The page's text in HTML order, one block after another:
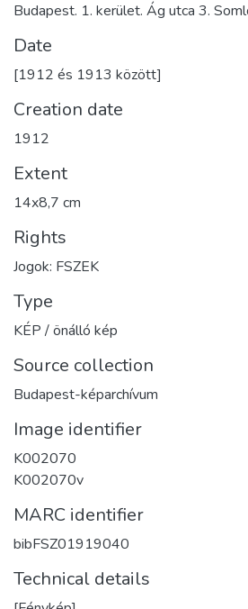
Budapest. 1. kerület. Ág utca 3.
Date
[1912 és 1913 között]
Creation date
1912
Extent
14x8,7 cm
Rights
Jogok: FSZEK
Type
KÉP / önálló kép
Source collection
Budapest-képarchívum
Image identifier
K002070
K002070v
MARC identifier
bibFSZ01919040
Technical details